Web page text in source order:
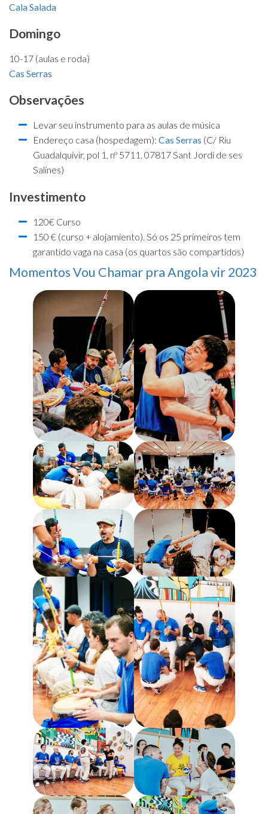
Cala Salada
Domingo
10-17 (aulas e roda)
Cas Serras
Observações
Levar seu instrumento para as aulas de música
Endereço casa (hospedagem): Cas Serras (C/ Riu
Guadalquivir, pol 1, nº 5711. 07817 Sant Jordi de ses
Salines)
Investimento
120€ Curso
150 € (curso + alojamiento). Só os 25 primeiros tem
garantido vaga na casa (os quartos são compartidos)
Momentos Vou Chamar pra Angola vir 2023